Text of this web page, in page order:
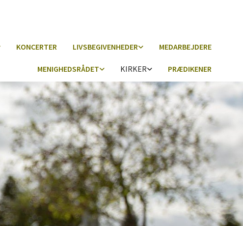
KONCERTER LIVSBEGIVENHEDER MEDARBEJDERE
MENIGHEDSRÅDET KIRKER PRÆDIKENER